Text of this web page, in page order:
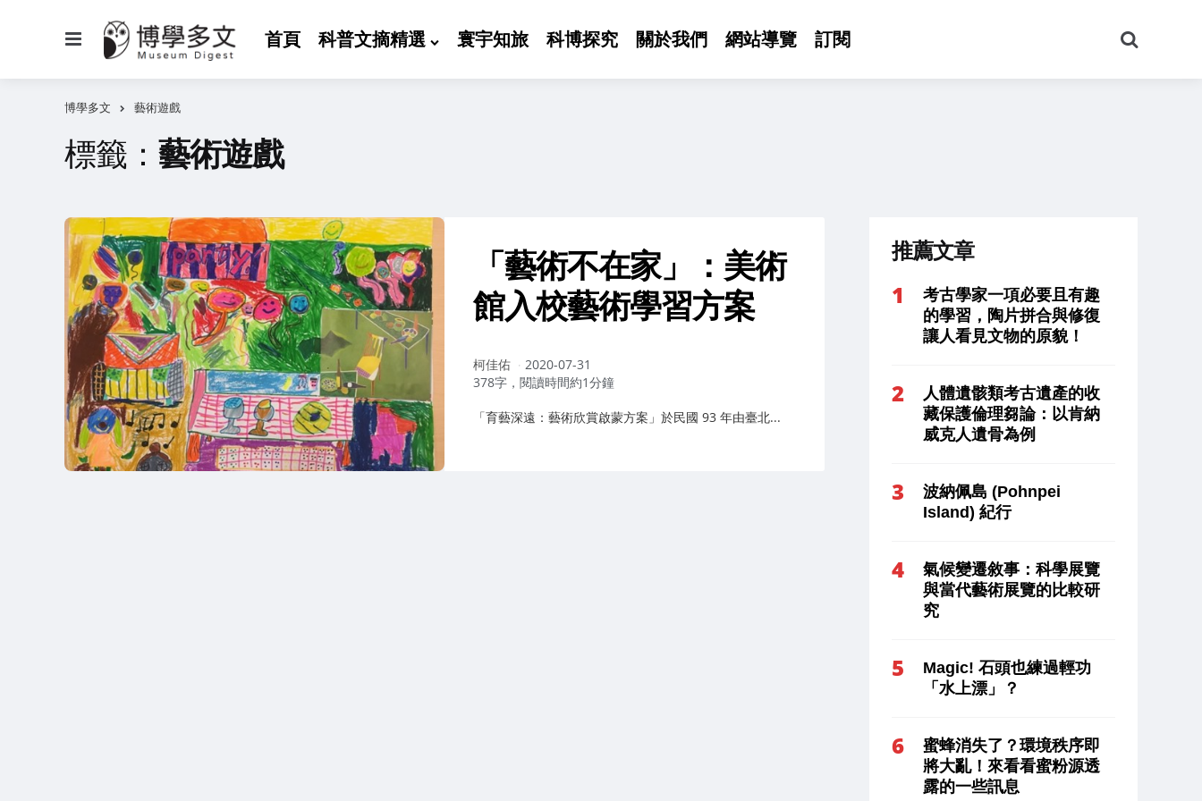
首頁 科普文摘精選 寰宇知旅 科博探究 關於我們 網站導覽 訂閱
尋
博學多文 藝術遊戲
標籤： 藝術遊戲
「藝術不在家」：美術
館入校藝術學習方案
作
者：
柯佳佑
2020-07-31
378字，閱讀時間約1分鐘
「育藝深遠：藝術欣賞啟蒙方案」於民國 93 年由臺北...
推薦文章
考古學家一項必要且有趣
的學習，陶片拼合與修復
讓人看見文物的原貌！
人體遺骸類考古遺產的收
藏保護倫理芻論：以肯納
威克人遺骨為例
波納佩島 (Pohnpei
Island) 紀行
氣候變遷敘事：科學展覽
與當代藝術展覽的比較研
究
Magic! 石頭也練過輕功
「水上漂」？
蜜蜂消失了？環境秩序即
將大亂！來看看蜜粉源透
露的一些訊息